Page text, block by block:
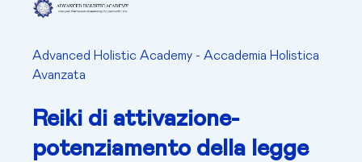
Advanced Holistic Academy - Accademia Holistica
Avanzata
Reiki di attivazione-
potenziamento della legge